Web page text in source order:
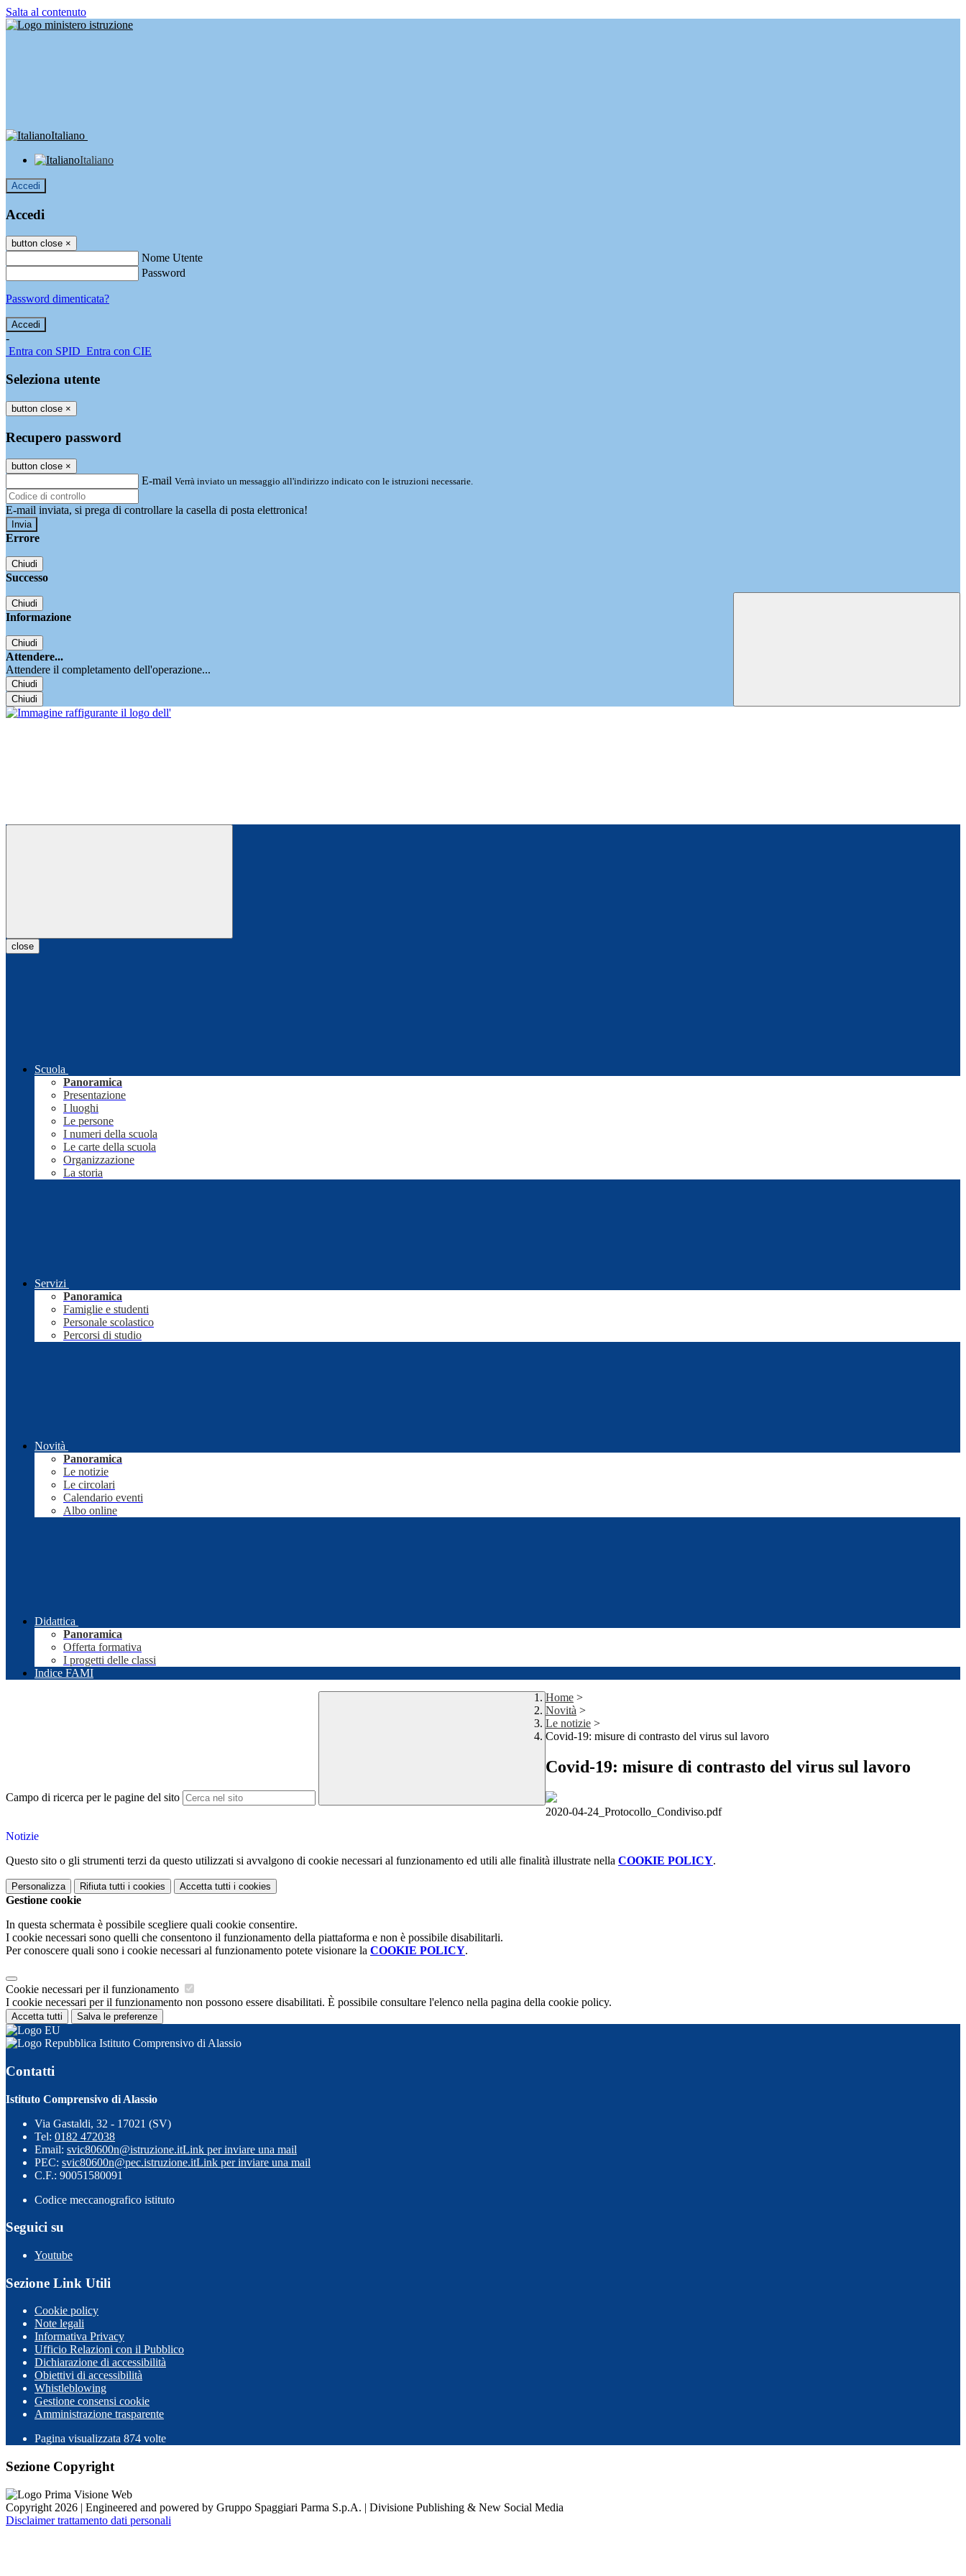
Salta al contenuto
Italiano
Italiano
Accedi
Accedi
button close ×
Nome Utente
Password
Password dimenticata?
-
Entra con SPID Entra con CIE
Seleziona utente
button close ×
Recupero password
button close ×
E-mail Verrà inviato un messaggio all'indirizzo indicato con le istruzioni necessarie.
E-mail inviata, si prega di controllare la casella di posta elettronica!
Errore
Chiudi
Successo
Chiudi
Informazione
Chiudi
Attendere...
Attendere il completamento dell'operazione...
Chiudi
Chiudi
close
Scuola
Panoramica
Presentazione
I luoghi
Le persone
I numeri della scuola
Le carte della scuola
Organizzazione
La storia
Servizi
Panoramica
Famiglie e studenti
Personale scolastico
Percorsi di studio
Novità
Panoramica
Le notizie
Le circolari
Calendario eventi
Albo online
Didattica
Panoramica
Offerta formativa
I progetti delle classi
Indice FAMI
Campo di ricerca per le pagine del sito
Home >
Novità >
Le notizie >
Covid-19: misure di contrasto del virus sul lavoro
Covid-19: misure di contrasto del virus sul lavoro
2020-04-24_Protocollo_Condiviso.pdf
Notizie
Questo sito o gli strumenti terzi da questo utilizzati si avvalgono di cookie necessari al funzionamento ed utili alle finalità illustrate nella COOKIE POLICY.
Personalizza Rifiuta tutti i cookies Accetta tutti i cookies
Gestione cookie
In questa schermata è possibile scegliere quali cookie consentire.
I cookie necessari sono quelli che consentono il funzionamento della piattaforma e non è possibile disabilitarli.
Per conoscere quali sono i cookie necessari al funzionamento potete visionare la COOKIE POLICY.
Cookie necessari per il funzionamento
I cookie necessari per il funzionamento non possono essere disabilitati. È possibile consultare l'elenco nella pagina della cookie policy.
Accetta tutti Salva le preferenze
Istituto Comprensivo di Alassio
Contatti
Istituto Comprensivo di Alassio
Via Gastaldi, 32 - 17021 (SV)
Tel: 0182 472038
Email: svic80600n@istruzione.itLink per inviare una mail
PEC: svic80600n@pec.istruzione.itLink per inviare una mail
C.F.: 90051580091
Codice meccanografico istituto
Seguici su
Youtube
Sezione Link Utili
Cookie policy
Note legali
Informativa Privacy
Ufficio Relazioni con il Pubblico
Dichiarazione di accessibilità
Obiettivi di accessibilità
Whistleblowing
Gestione consensi cookie
Amministrazione trasparente
Pagina visualizzata 874 volte
Sezione Copyright
Copyright 2026 | Engineered and powered by Gruppo Spaggiari Parma S.p.A. | Divisione Publishing & New Social Media
Disclaimer trattamento dati personali